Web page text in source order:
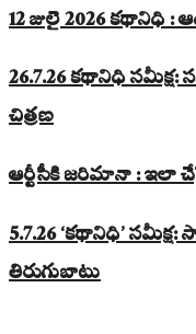
12 జులై 2026 కథానిధి
26.7.26 కథానిధి
చిత్రణ
ఆర్టీసీకి జరిమానా : ఇలా
5.7.26 ‘కథానిధి’
తిరుగుబాటు